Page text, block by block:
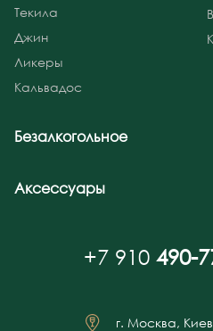
Текила
Джин
Ликеры
Кальвадос
Безалкогольное
Аксессуары
+7 910 490-
г. Москва,